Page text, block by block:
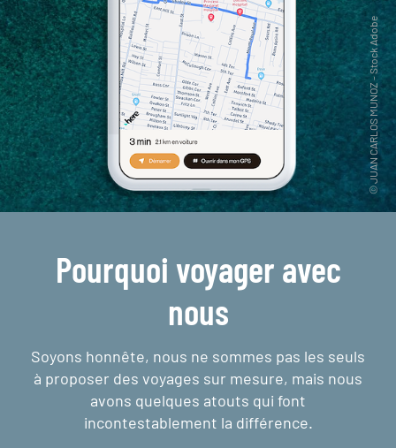
Pourquoi voyager avec
nous
Soyons honnête, nous ne sommes pas les seuls
à proposer des voyages sur mesure, mais nous
avons quelques atouts qui font
incontestablement la différence.